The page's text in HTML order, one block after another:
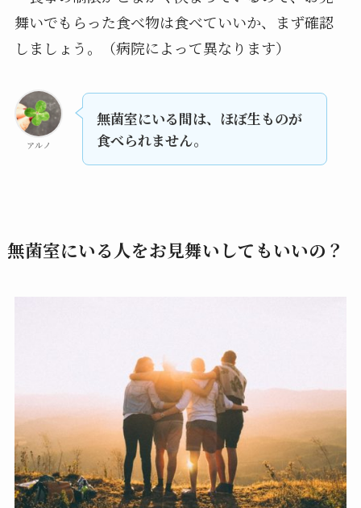
舞いでもらった食べ物は食べていいか、まず確認
しましょう。（病院によって異なります）
アルノ
無菌室にいる間は、ほぼ生ものが
食べられません。
無菌室にいる人をお見舞いしてもいいの？